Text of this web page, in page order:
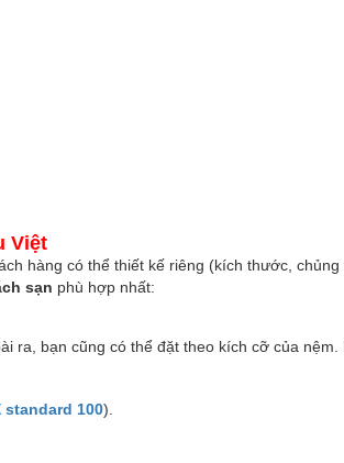
Việt
hàng có thể thiết kế riêng (kích thước,
sạn phù hợp nhất:
ra, bạn cũng có thể đặt theo kích cỡ của nệm
standard 100).